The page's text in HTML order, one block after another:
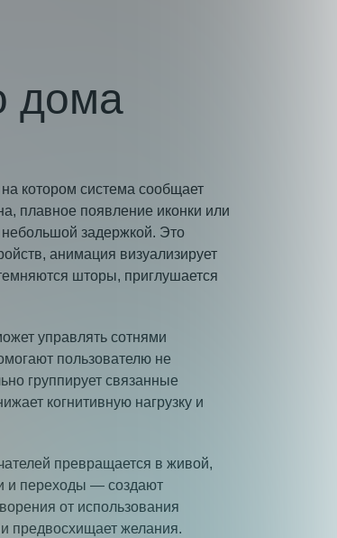
дома
котором система сообщает
плавное появление иконки или
небольшой задержкой. Это
анимация визуализирует
шторы, приглушается
управлять сотнями
пользователю не
группирует связанные
когнитивную нагрузку и
превращается в живой,
и переходы — создают
от использования
предвосхищает желания.